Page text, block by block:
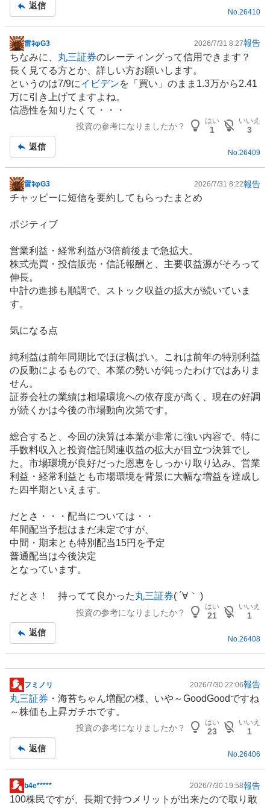
返信
No. 26410
掲
示
板
記
事
雷ﾈφG3 2026/7/31 8:27報告
ちなみに、 丸三証券のレーティングって信用できます？
長く見てる方とか、詳しい方お願いします。
というのは7/9にイビデンを「買い」のまま1.3万から2.41
万に引き上げてますよね。
信憑性を知りたくて・・・
投資の参考になりましたか？
はい
1
いいえ
3
返信
No.26409
掲
示
記
雷ﾈφG3 2026/7/31 8:22報告
チャッピーに短信を要約してもらったまとめ
ポジティブ
営業利益・経常利益が3倍前後まで急拡大。
株式売買・投信販売・信託報酬と、主要収益源がそろって
伸長。
中計の進捗も順調で、ストック収益の拡大が続いていま
す。
気になる点
純利益は前年同期比でほぼ横ばい。これは前年の特別利益
の反動によるもので、本業の勢いが鈍ったわけではありま
せん。
証券会社の業績は相場環境への依存度が高く、現在の好調
が続くかは今後の市場動向次第です。
総合すると、今回の決算は本業が非常に強い内容で、特に
手数料収入と投資信託関連収益の拡大が目立つ決算でし
た。市場環境が良好だった恩恵をしっかり取り込み、営業
利益・経常利益とも市場環境を背景に大幅な増益を達成し
た四半期といえます。
だとさ・・・配当については・・
年間配当予想はまだ未定ですが、
中間・期末とも特別配当15円を予定
普通配当は今後決定
となっています。
だとさ！ 持ってて良かった丸三証券( ´∀｀ )
投資の参考になりましたか？
はい
21
いいえ
1
返信
No. 26408
掲
示
板
フミノリ 2026/7/30 22:06報告
丸三証券 ・海苔ちゃん増配の様、いや～GoodGoodですね
～株価も上昇ガチホです。
投資の参考になりましたか？
はい
23
いいえ
1
返信
No.26406
掲
示
b4e***** 2026/7/30 19:58報告
100株民ですが、長期で持つメリットが出来たので取り敢